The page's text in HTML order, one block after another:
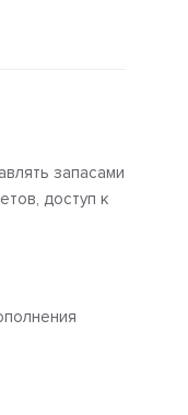
запасами
доступ к